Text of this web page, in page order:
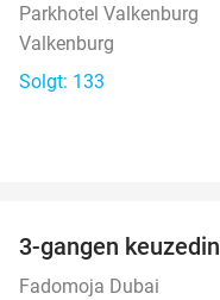
Parkhotel Valkenburg
Valkenburg
Solgt: 133
3-gangen
Fadomoja Dubai